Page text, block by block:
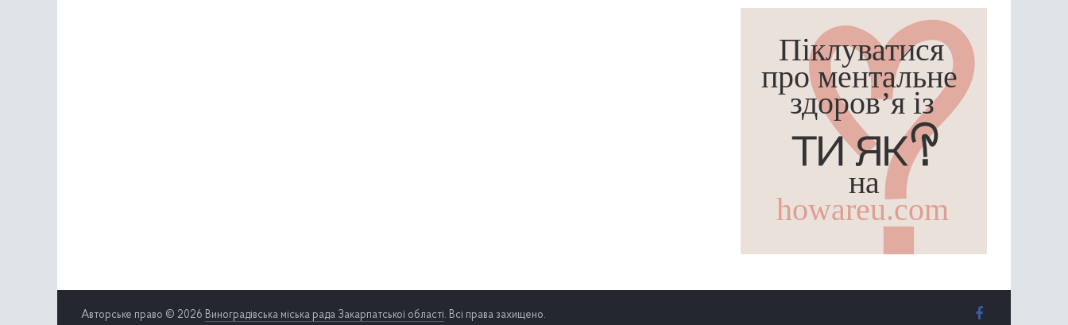
Авторське право © 2026 Виноградівська міська рада Закарпатської області. Всі права захищено.